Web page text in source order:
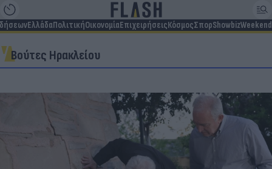
ΕλλάδαΠολιτικήΟικονομίαΕπιχειρήσειςΚόσμοςΣπορShowbizWeekend
Βούτες Ηρακλείου